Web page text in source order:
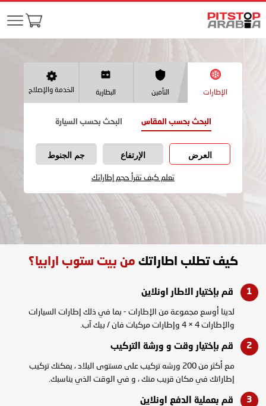
الإطارات التأمين البطارية الخدمة والإصلاح
البحث بحسب المقاس البحث بحسب السيارة
العرض الإرتفاع جم الجنوط
تعلم كيف تقرأ حجم إطاراتك
كيف تطلب اطاراتك من بيت ستوب ارابيا؟
قم بإختيار الاطار اونلاين
لدينا أوسع مجموعة من الإطارات - بما في ذلك إطارات السيارات
والإطارات 4 × 4 وإطارات مركبات فان / بيك آب.
قم بإختيار وقت و ورشة التركيب
مع أكثر من 200 ورشه تركيب على مستوى البلاد ، يمكنك تركيب
إطاراتك في مكان قريب منك ، و في الوقت الذي يناسبك.
قم بعملية الدفع اونلاين